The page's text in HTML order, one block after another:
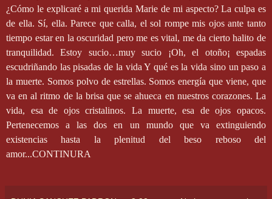
¿Cómo le explicaré a mi querida Marie de mi aspecto? La culpa es
de ella. Sí, ella. Parece que calla, el sol rompe mis ojos ante tanto
tiempo estar en la oscuridad pero me es vital, me da cierto halito de
tranquilidad. Estoy sucio…muy sucio ¡Oh, el otoño¡ espadas
escudriñando las pisadas de la vida Y qué es la vida sino un paso a
la muerte. Somos polvo de estrellas. Somos energía que viene, que
va en al ritmo de la brisa que se ahueca en nuestros corazones. La
vida, esa de ojos cristalinos. La muerte, esa de ojos opacos.
Pertenecemos a las dos en un mundo que va extinguiendo
existencias hasta la plenitud del beso reboso del
amor...CONTINURA